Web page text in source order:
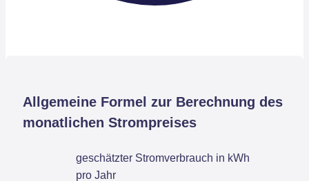
Allgemeine Formel zur Berechnung des
monatlichen Strompreises
geschätzter Stromverbrauch in kWh
pro Jahr